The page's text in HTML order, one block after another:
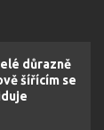
důrazně
šířícím se